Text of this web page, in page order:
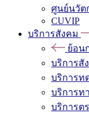
ศูนย์นวัต
CUVIP
บริการสังคม
ย้อน
บริการสั
บริการท
บริการท
บริการต